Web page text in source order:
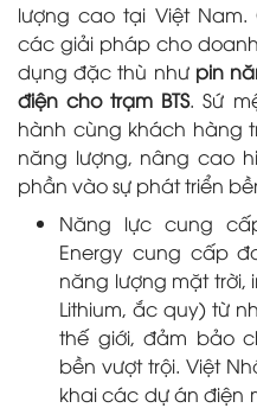
lượng cao tại Việt
các giải pháp cho
dụng đặc thù nhưpin
điện cho trạm BTS. Sứ
hành cùng khách hàng
năng lượng, nâng cao
phần vào sự phát triển
Năng lực cung
Energy cung cấp
năng lượng mặt trời,
Lithium, ắc quy) từ
thế giới, đảm bảo
bền vượt trội. Việt
khai các dự án điện